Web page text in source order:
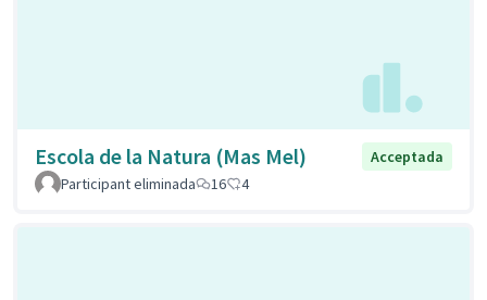
Escola de la Natura (Mas Mel)
Acceptada
Participant eliminada
16 4